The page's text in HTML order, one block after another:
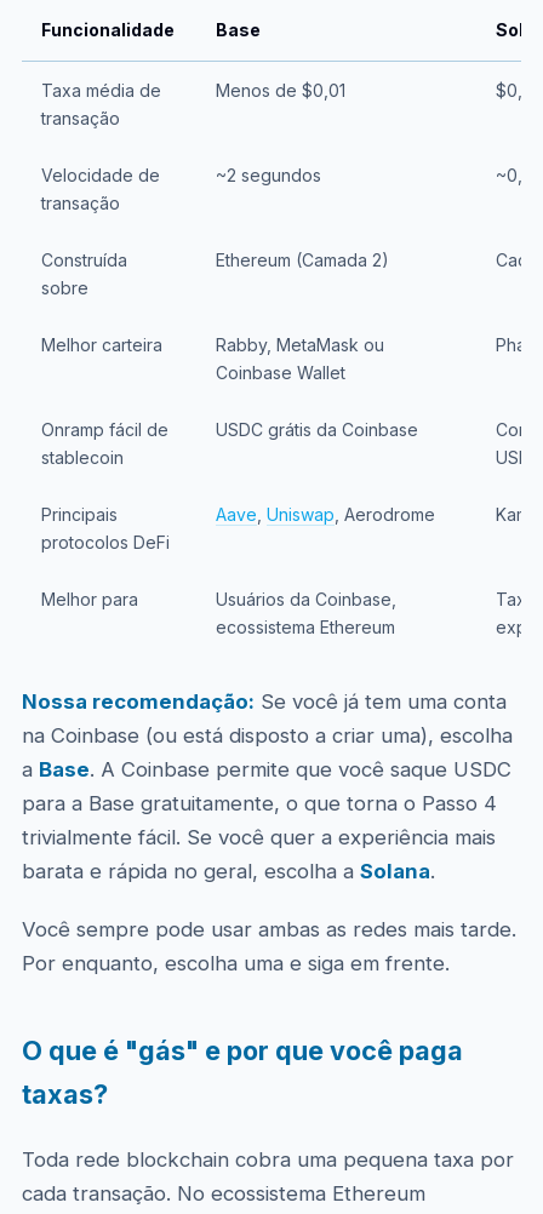
Funcionalidade Base
Taxa média de
transação
Menos de $0,01
Velocidade de
transação
~2 segundos ~0,4
Construída
sobre
Ethereum (Camada 2)
Melhor carteira
Rabby, MetaMask ou
Coinbase Wallet
Onramp fácil de
stablecoin
USDC grátis da Coinbase
Principais
protocolos DeFi
Aave Uniswap , Aerodrome
Melhor para
Usuários da Coinbase,
ecossistema Ethereum
Nossa recomendação: Se você já tem uma conta
na Coinbase (ou está disposto a criar uma), escolha
a Base. A Coinbase permite que você saque USDC
para a Base gratuitamente, o que torna o Passo 4
trivialmente fácil. Se você quer a experiência mais
barata e rápida no geral, escolha a Solana.
Você sempre pode usar ambas as redes mais tarde.
Por enquanto, escolha uma e siga em frente.
O que é "gás" e por que você paga
taxas?
Toda rede blockchain cobra uma pequena taxa por
cada transação. No ecossistema Ethereum